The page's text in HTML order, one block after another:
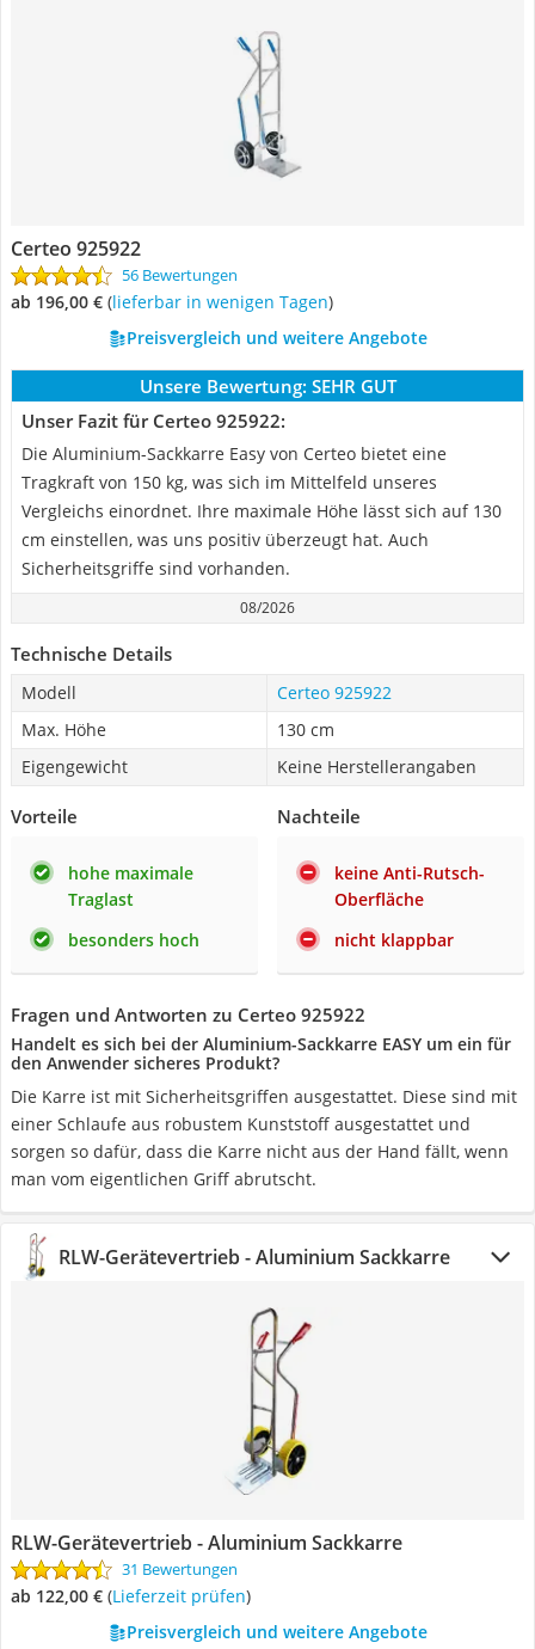
Certeo 925922
56 Bewertungen
ab 196,00 € ( Lieferbar in wenigen Tagen)
Preisvergleich und weitere Angebote
Unsere Bewertung: SEHR GUT
Unser Fazit für Certeo 925922:
Die Aluminium-Sackkarre Easy von Certeo bietet eine
Tragkraft von 150 kg, was sich im Mittelfeld unseres
Vergleichs einordnet. Ihre maximale Höhe lässt sich auf 130
cm einstellen, was uns positiv überzeugt hat. Auch
Sicherheitsgriffe sind vorhanden.
08/2026
Technische Details
Modell
Certeo 925922
Max. Höhe
130 cm
Eigengewicht
Keine Herstellerangaben
Vorteile
hohe maximale
Traglast
besonders hoch
Nachteile
keine Anti-Rutsch-
Oberfläche
nicht klappbar
Fragen und Antworten zu Certeo 925922
Handelt es sich bei der Aluminium-Sackkarre EASY um ein für
den Anwender sicheres Produkt?
Die Karre ist mit Sicherheitsgriffen ausgestattet. Diese sind mit
einer Schlaufe aus robustem Kunststoff ausgestattet und
sorgen so dafür, dass die Karre nicht aus der Hand fällt, wenn
man vom eigentlichen Griff abrutscht.
RLW-Gerätevertrieb - Aluminium Sackkarre
RLW-Gerätevertrieb - Aluminium Sackkarre
31 Bewertungen
ab 122,00 € (Lieferzeit prüfen)
Preisvergleich und weitere Angebote